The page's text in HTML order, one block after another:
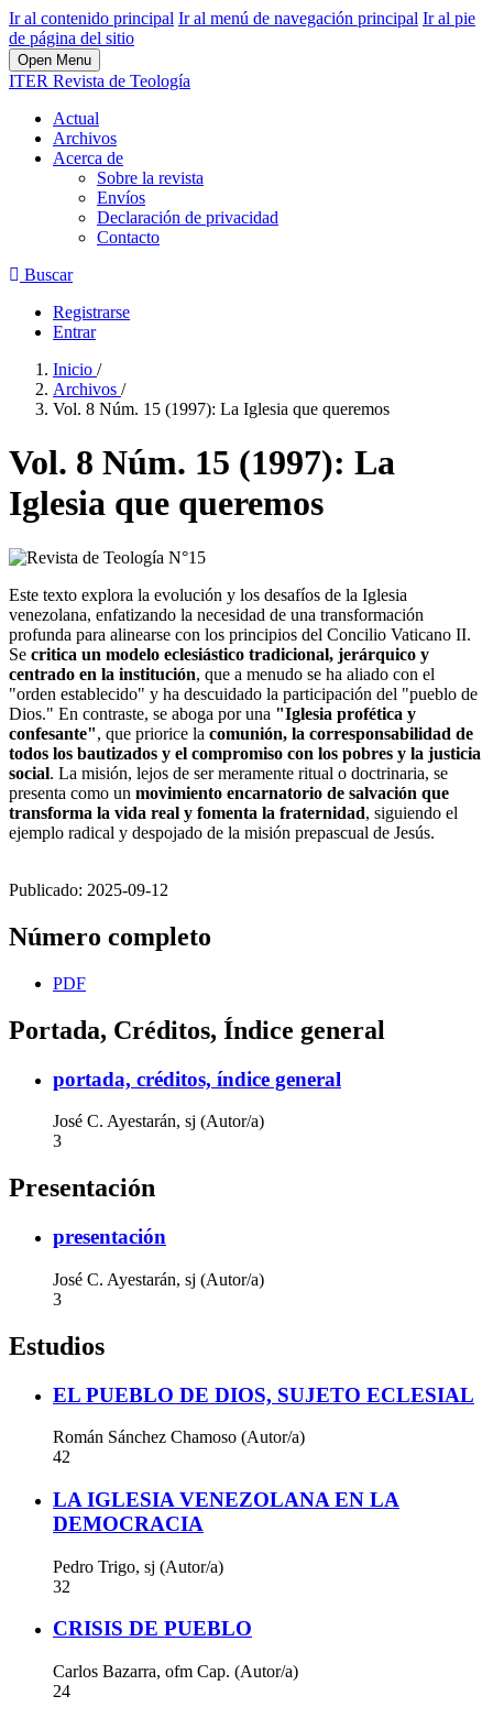
Ir al contenido principal Ir al menú de navegación principal Ir al pie
de página del sitio
Open Menu
ITER Revista de Teología
Actual
Archivos
Acerca de
Sobre la revista
Envíos
Declaración de privacidad
Contacto
Buscar
Registrarse
Entrar
Inicio /
Archivos /
Vol. 8 Núm. 15 (1997): La Iglesia que queremos
Vol. 8 Núm. 15 (1997): La
Iglesia que queremos
Este texto explora la evolución y los desafíos de la Iglesia
venezolana, enfatizando la necesidad de una transformación
profunda para alinearse con los principios del Concilio Vaticano II.
Se critica un modelo eclesiástico tradicional, jerárquico y
centrado en la institución, que a menudo se ha aliado con el
"orden establecido" y ha descuidado la participación del "pueblo de
Dios." En contraste, se aboga por una "Iglesia profética y
confesante", que priorice la comunión, la corresponsabilidad de
todos los bautizados y el compromiso con los pobres y la justicia
social. La misión, lejos de ser meramente ritual o doctrinaria, se
presenta como un movimiento encarnatorio de salvación que
transforma la vida real y fomenta la fraternidad, siguiendo el
ejemplo radical y despojado de la misión prepascual de Jesús.
Publicado: 2025-09-12
Número completo
PDF
Portada, Créditos, Índice general
portada, créditos, índice general
José C. Ayestarán, sj (Autor/a)
3
Presentación
presentación
José C. Ayestarán, sj (Autor/a)
3
Estudios
EL PUEBLO DE DIOS, SUJETO ECLESIAL
Román Sánchez Chamoso (Autor/a)
42
LA IGLESIA VENEZOLANA EN LA
DEMOCRACIA
Pedro Trigo, sj (Autor/a)
32
CRISIS DE PUEBLO
Carlos Bazarra, ofm Cap. (Autor/a)
24